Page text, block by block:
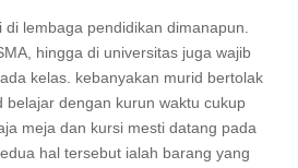
lembaga pendidikan dimanapun.
hingga di universitas juga wajib
kelas. kebanyakan murid bertolak
belajar dengan kurun waktu cukup
meja dan kursi mesti datang pada
hal tersebut ialah barang yang